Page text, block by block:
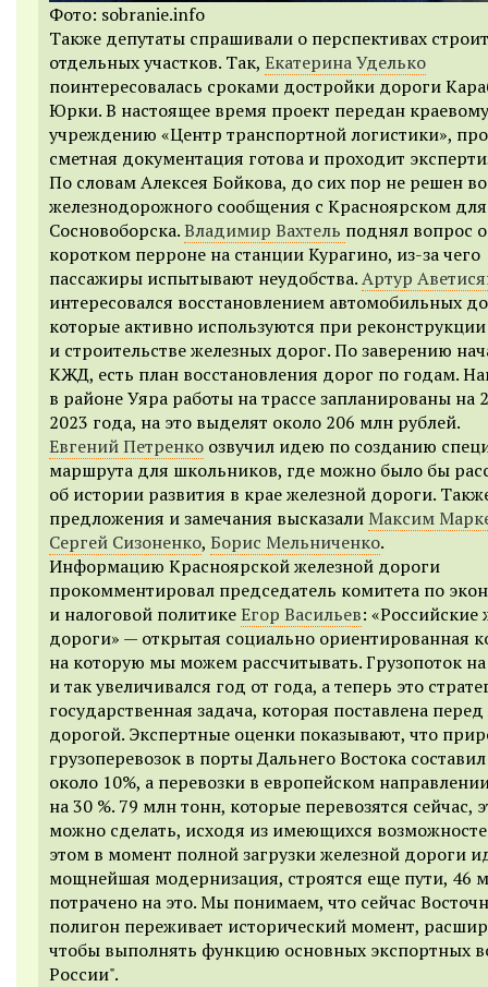
Фото: sobranie.info
Также депутаты спрашивали о перспективах
отдельных участков. Так, Екатерина Уделько
поинтересовалась сроками достройки дороги
Юрки. В настоящее время проект передан краевому
учреждению «Центр транспортной логистики»,
сметная документация готова и проходит
По словам Алексея Бойкова, до сих пор не решен
железнодорожного сообщения с Красноярском
Сосновоборска.Владимир Вахтель поднял вопрос
коротком перроне на станции Курагино, из-за чего
пассажиры испытывают неудобства.Артур
интересовался восстановлением автомобильных
которые активно используются при реконструкции
и строительстве железных дорог. По заверению
КЖД, есть план восстановления дорог по годам.
в районе Уяра работы на трассе запланированы на
2023 года, на это выделят около 206 млн рублей.
Евгений Петренко озвучил идею по созданию
маршрута для школьников, где можно было бы
об истории развития в крае железной дороги.
предложения и замечания высказали Максим
Сергей Сизоненко, Борис Мельниченко.
Информацию Красноярской железной дороги
прокомментировал председатель комитета по
и налоговой политикеЕгор Васильев: «Российские
дороги» — открытая социально ориентированная
на которую мы можем рассчитывать. Грузопоток
и так увеличивался год от года, а теперь это
государственная задача, которая поставлена
дорогой. Экспертные оценки показывают, что
грузоперевозок в порты Дальнего Востока
около 10%, а перевозки в европейском
на 30 %. 79 млн тонн, которые перевозятся сейчас,
можно сделать, исходя из имеющихся
этом в момент полной загрузки железной дороги
мощнейшая модернизация, строятся еще пути, 46
потрачено на это. Мы понимаем, что сейчас
полигон переживает исторический момент,
чтобы выполнять функцию основных экспортных
России".